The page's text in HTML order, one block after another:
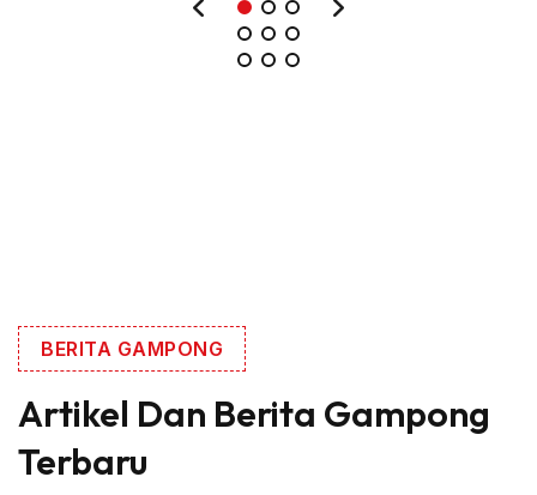
BERITA GAMPONG
Artikel Dan Berita Gampong
Terbaru